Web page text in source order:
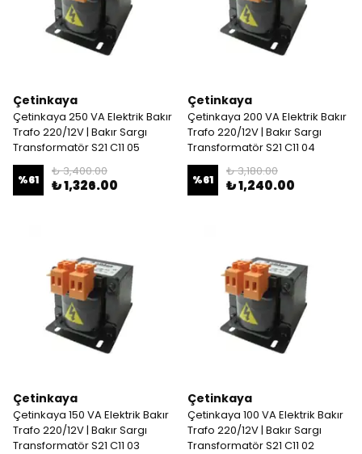
Çetinkaya
Çetinkaya 250 VA Elektrik Bakır
Trafo 220/12V | Bakır Sargı
Transformatör S21 C11 05
%61
₺ 3,400.00
₺ 1,326.00
Çetinkaya
Çetinkaya 200 VA Elektrik Bakır
Trafo 220/12V | Bakır Sargı
Transformatör S21 C11 04
%61
₺ 3,180.00
₺ 1,240.00
Çetinkaya
Çetinkaya 150 VA Elektrik Bakır
Trafo 220/12V | Bakır Sargı
Transformatör S21 C11 03
Çetinkaya
Çetinkaya 100 VA Elektrik Bakır
Trafo 220/12V | Bakır Sargı
Transformatör S21 C11 02